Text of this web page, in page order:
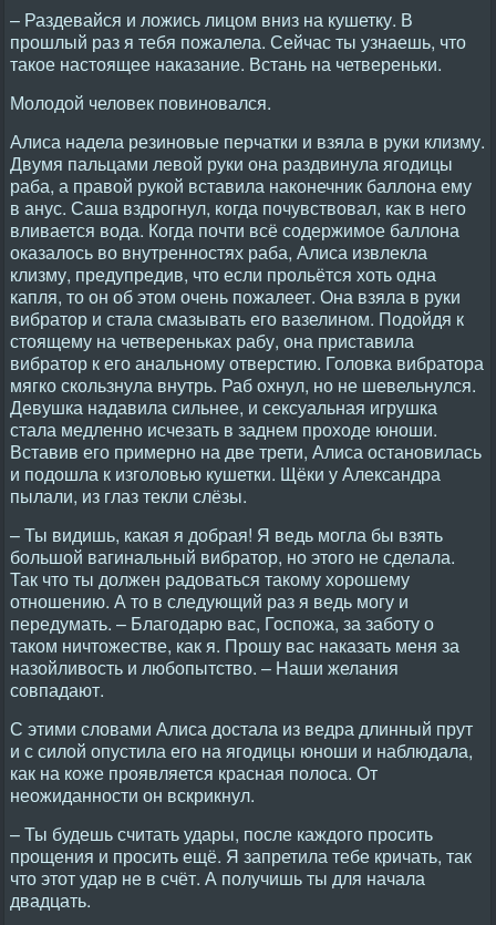
– Раздевайся и ложись лицом вниз на кушетку. В
прошлый раз я тебя пожалела. Сейчас ты узнаешь, что
такое настоящее наказание. Встань на четвереньки.
Молодой человек повиновался.
Алиса надела резиновые перчатки и взяла в руки клизму.
Двумя пальцами левой руки она раздвинула ягодицы
раба, а правой рукой вставила наконечник баллона ему
в анус. Саша вздрогнул, когда почувствовал, как в него
вливается вода. Когда почти всё содержимое баллона
оказалось во внутренностях раба, Алиса извлекла
клизму, предупредив, что если прольётся хоть одна
капля, то он об этом очень пожалеет. Она взяла в руки
вибратор и стала смазывать его вазелином. Подойдя к
стоящему на четвереньках рабу, она приставила
вибратор к его анальному отверстию. Головка вибратора
мягко скользнула внутрь. Раб охнул, но не шевельнулся.
Девушка надавила сильнее, и сексуальная игрушка
стала медленно исчезать в заднем проходе юноши.
Вставив его примерно на две трети, Алиса остановилась
и подошла к изголовью кушетки. Щёки у Александра
пылали, из глаз текли слёзы.
– Ты видишь, какая я добрая! Я ведь могла бы взять
большой вагинальный вибратор, но этого не сделала.
Так что ты должен радоваться такому хорошему
отношению. А то в следующий раз я ведь могу и
передумать. – Благодарю вас, Госпожа, за заботу о
таком ничтожестве, как я. Прошу вас наказать меня за
назойливость и любопытство. – Hаши желания
совпадают.
С этими словами Алиса достала из ведра длинный прут
и с силой опустила его на ягодицы юноши и наблюдала,
как на коже проявляется красная полоса. От
неожиданности он вскрикнул.
– Ты будешь считать удары, после каждого просить
прощения и просить ещё. Я запретила тебе кричать, так
что этот удар не в счёт. А получишь ты для начала
двадцать.